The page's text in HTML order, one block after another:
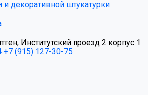
и декоративной штукатурки
Институтский проезд 2 корпус 1
+7 (915) 127-30-75